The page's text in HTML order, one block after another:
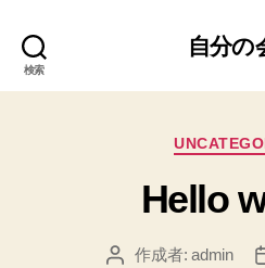
検索
自分の
カ
ゴ
リ
Hello
投
作成者:admin